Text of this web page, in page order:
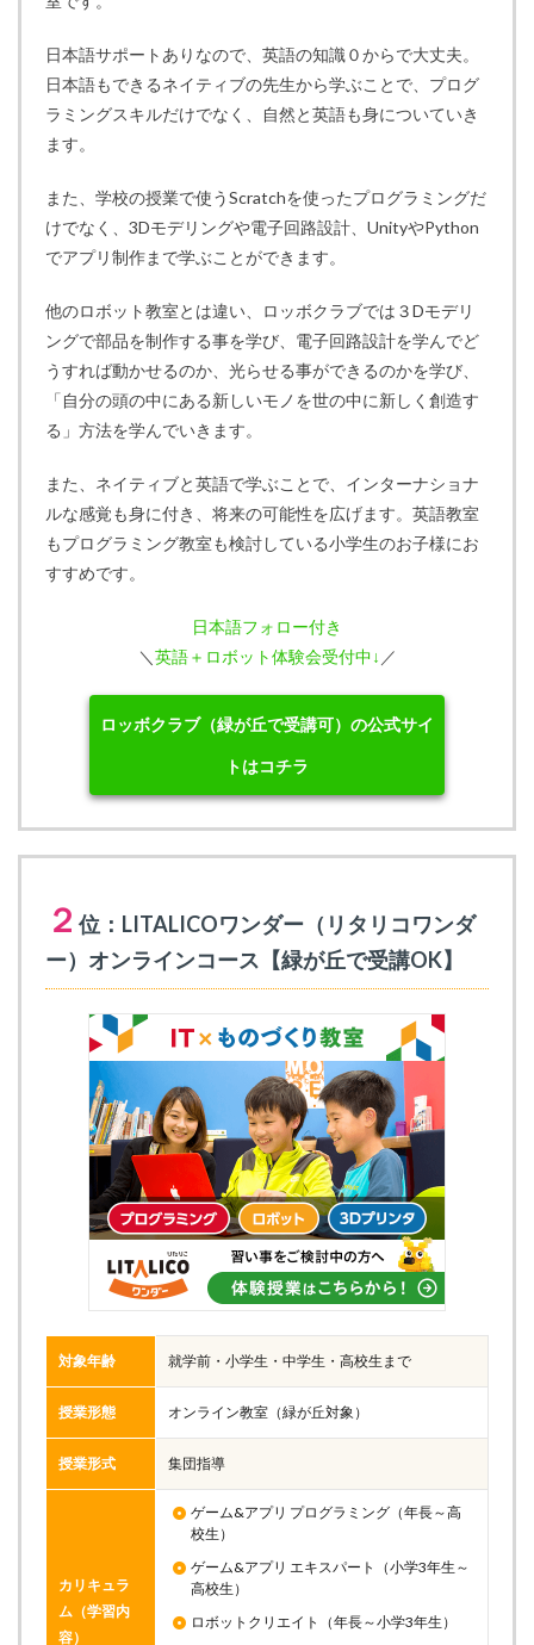
日本語サポートありなので、英語の知識０からで大丈夫。
日本語もできるネイティブの先生から学ぶことで、プログ
ラミングスキルだけでなく、自然と英語も身についていき
ます。
また、学校の授業で使うScratchを使ったプログラミングだ
けでなく、3Dモデリングや電子回路設計、UnityやPython
でアプリ制作まで学ぶことができます。
他のロボット教室とは違い、ロッボクラブでは３Dモデリ
ングで部品を制作する事を学び、電子回路設計を学んでど
うすれば動かせるのか、光らせる事ができるのかを学び、
「自分の頭の中にある新しいモノを世の中に新しく創造す
る」方法を学んでいきます。
また、ネイティブと英語で学ぶことで、インターナショナ
ルな感覚も身に付き、将来の可能性を広げます。英語教室
もプログラミング教室も検討している小学生のお子様にお
すすめです。
日本語フォロー付き
＼ 英語＋ロボット体験会受付中↓ ／
ロッボクラブ（緑が丘で受講可）の公式サイ
トはコチラ
２ 位：LITALICOワンダー（リタリコワンダ
ー）オンラインコース【緑が丘で受講OK】
対象年齢 就学前・小学生・中学生・高校生まで
授業形態 オンライン教室（緑が丘対象）
授業形式 集団指導
カリキュラ
ム（学習内
容）
ゲーム&アプリ プログラミング（年長～高
校生）
ゲーム&アプリ エキスパート（小学3年生～
高校生）
ロボットクリエイト（年長～小学3年生）